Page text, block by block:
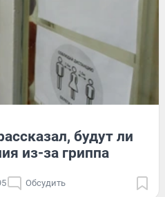
будут ли
из-за гриппа
Обсудить